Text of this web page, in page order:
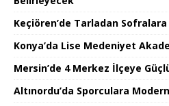
Keçiören’de Tarladan
Konya’da Lise Medeniyet
Mersin’de 4 Merkez İlçeye
Altınordu’da Sporculara